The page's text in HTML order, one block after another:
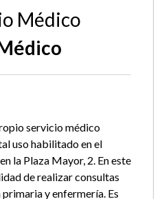
Médico
servicio médico
uso habilitado en el
la Plaza Mayor, 2. En este
de realizar consultas
y enfermería. Es